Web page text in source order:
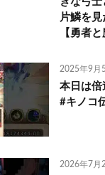
片鱗を見
【勇者
2025年9月
本日は倍
#キノコ
2026年7月